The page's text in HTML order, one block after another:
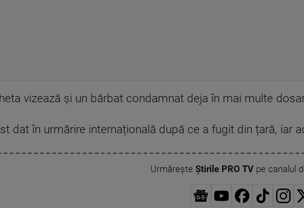
vizează și un bărbat condamnat deja în mai multe
dat în urmărire internațională după ce a fugit din țară, iar
Urmărește Știrile PRO TVpe canalul